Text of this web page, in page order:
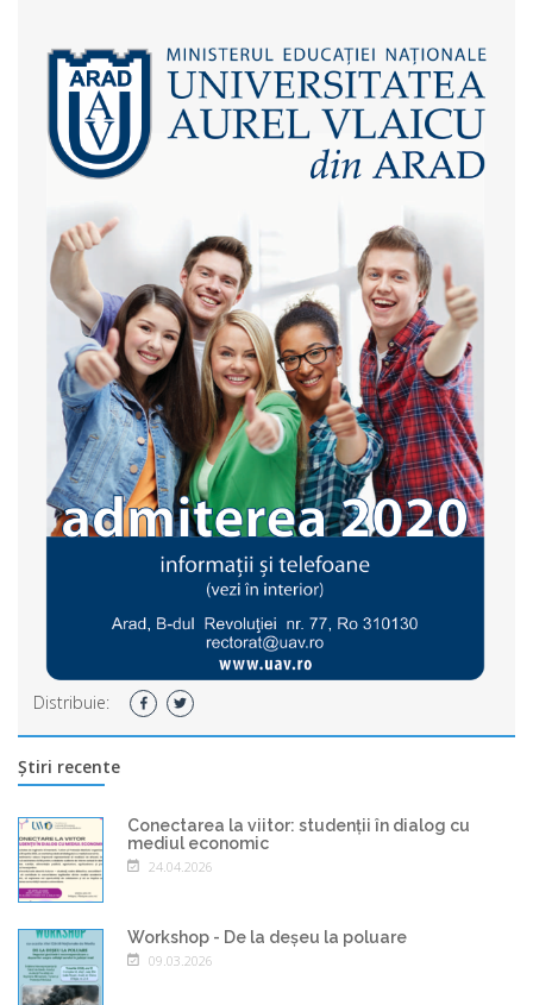
Distribuie:
Știri recente
Conectarea la viitor: studenții în dialog cu
mediul economic
24.04.2026
Workshop - De la deșeu la poluare
09.03.2026